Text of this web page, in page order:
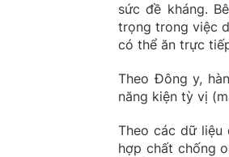
sức đề kháng.
trọng trong việc
có thể ăn trực
Theo Đông y,
năng kiện tỳ vị
Theo các dữ liệu
hợp chất chống